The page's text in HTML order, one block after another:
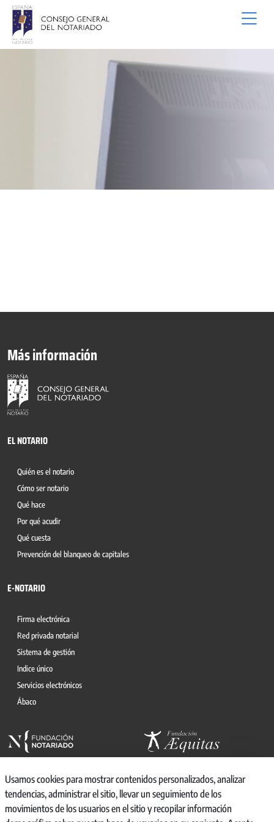
Saltar al contenido principal
Más información
EL NOTARIO
Quién es el notario
Cómo ser notario
Qué hace
Por qué acudir
Qué cuesta
Prevención del blanqueo de capitales
E-NOTARIO
Firma electrónica
Red privada notarial
Sistema de gestión
Indice único
Servicios electrónicos
Ábaco
© 2026, CONSEJO GENERAL DEL NOTARIO
Usamos cookies para mostrar contenidos personalizados, analizar
tendencias, administrar el sitio, llevar un seguimiento de los
movimientos de los usuarios en el sitio y recopilar información